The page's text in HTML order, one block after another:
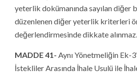
yeterlik dokümanında sayılan diğer
düzenlenen diğer yeterlik kriterleri
değerlendirmesinde dikkate
MADDE 41- Aynı Yönetmeliğin Ek-
İstekliler Arasında İhale Usulü ile